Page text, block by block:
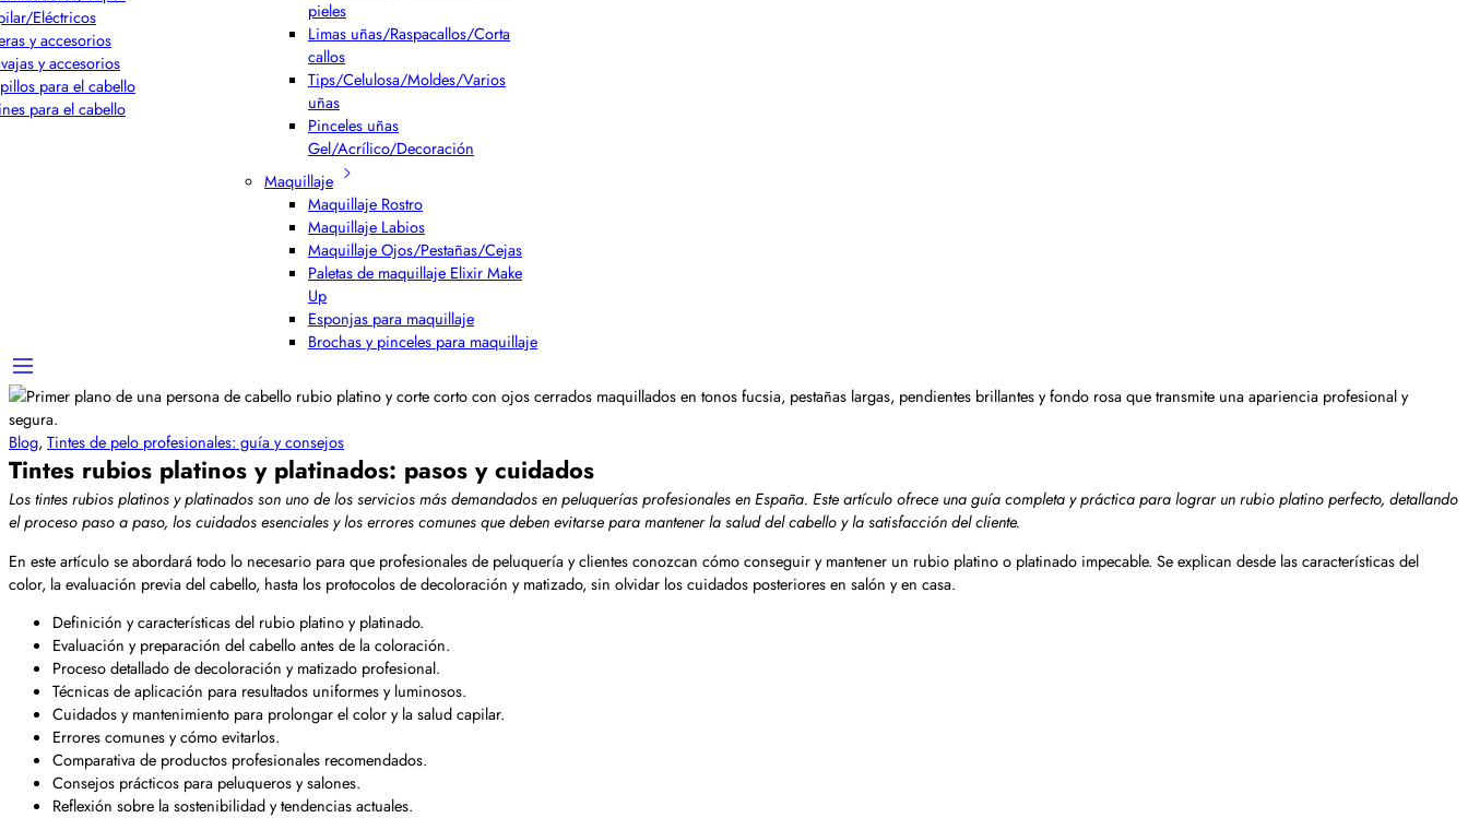
Eléctricos
y accesorios
y accesorios
para el cabello
para el cabello
pieles
Limas uñas/Raspacallos/Corta
callos
Tips/Celulosa/Moldes/Varios
uñas
Pinceles uñas
Gel/Acrílico/Decoración
Maquillaje
Maquillaje Rostro
Maquillaje Labios
Maquillaje Ojos/Pestañas/Cejas
Paletas de maquillaje Elixir Make
Up
Esponjas para maquillaje
Brochas y pinceles para maquillaje
Blog, Tintes de pelo profesionales: guía y consejos
Tintes rubios platinos y platinados: pasos y cuidados
Los tintes rubios platinos y platinados son uno de los servicios más demandados en peluquerías profesionales en España. Este artículo ofrece una guía completa y práctica para lograr un rubio platino perfecto, detallando
el proceso paso a paso, los cuidados esenciales y los errores comunes que deben evitarse para mantener la salud del cabello y la satisfacción del cliente.
En este artículo se abordará todo lo necesario para que profesionales de peluquería y clientes conozcan cómo conseguir y mantener un rubio platino o platinado impecable. Se explican desde las características del
color, la evaluación previa del cabello, hasta los protocolos de decoloración y matizado, sin olvidar los cuidados posteriores en salón y en casa.
Definición y características del rubio platino y platinado.
Evaluación y preparación del cabello antes de la coloración.
Proceso detallado de decoloración y matizado profesional.
Técnicas de aplicación para resultados uniformes y luminosos.
Cuidados y mantenimiento para prolongar el color y la salud capilar.
Errores comunes y cómo evitarlos.
Comparativa de productos profesionales recomendados.
Consejos prácticos para peluqueros y salones.
Reflexión sobre la sostenibilidad y tendencias actuales.